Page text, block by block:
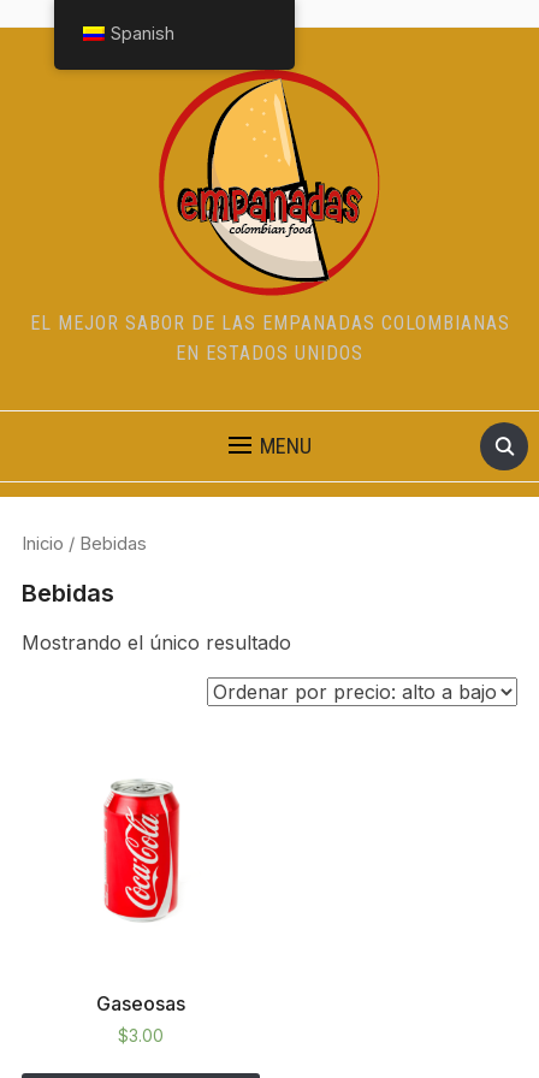
EL MEJOR SABOR DE LAS EMPANADAS COLOMBIANAS
EN ESTADOS UNIDOS
MENU
Inicio / Bebidas
Bebidas
Mostrando el único resultado
Gaseosas
$3.00
Spanish